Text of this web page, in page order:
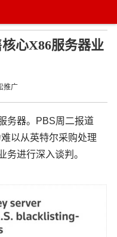
心X86服务器业
推广
务器。PBS周二报道
以从英特尔采购处理
务进行深入谈判。